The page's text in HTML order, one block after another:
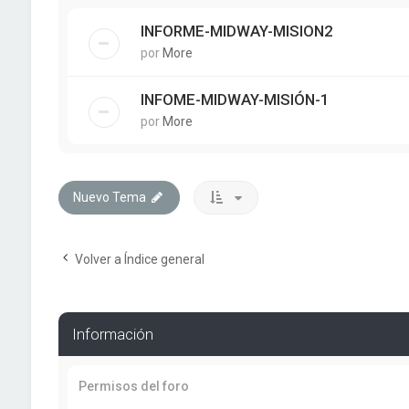
INFORME-MIDWAY-MISION2
por More
INFOME-MIDWAY-MISIÓN-1
por More
Nuevo Tema
Volver a Índice general
Información
Permisos del foro